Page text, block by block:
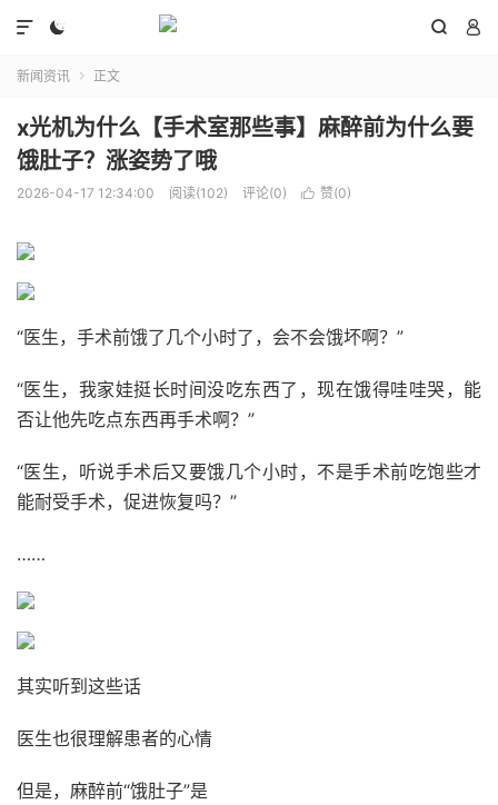
  

新闻资讯  正文
x光机为什么【手术室那些事】麻醉前为什么要
饿肚子？涨姿势了哦
2026-04-17 12:34:00 阅读(102) 评论(0)  赞(0)
“医生，手术前饿了几个小时了，会不会饿坏啊？”
“医生，我家娃挺长时间没吃东西了，现在饿得哇哇哭，能
否让他先吃点东西再手术啊？”
“医生，听说手术后又要饿几个小时，不是手术前吃饱些才
能耐受手术，促进恢复吗？”
……
其实听到这些话
医生也很理解患者的心情
但是，麻醉前“饿肚子”是